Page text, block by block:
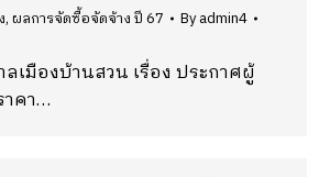
,ผลการจัดซื้อจัดจ้าง ปี 67 Byadmin4
เมืองบ้านสวน เรื่อง ประกาศผู้
าคา…